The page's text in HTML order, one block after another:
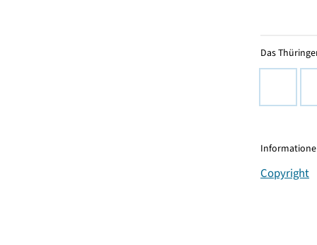
Das
Copyright